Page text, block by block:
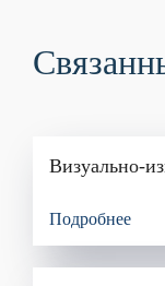
Визуально-
Подробнее